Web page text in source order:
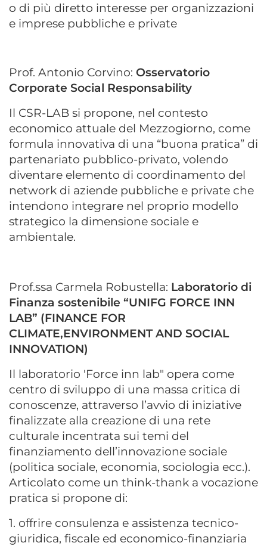
o di più diretto interesse per organizzazioni
e imprese pubbliche e private
Prof. Antonio Corvino: Osservatorio
Corporate Social Responsability
Il CSR-LAB si propone, nel contesto
economico attuale del Mezzogiorno, come
formula innovativa di una “buona pratica” di
partenariato pubblico-privato, volendo
diventare elemento di coordinamento del
network di aziende pubbliche e private che
intendono integrare nel proprio modello
strategico la dimensione sociale e
ambientale.
Prof.ssa Carmela Robustella: Laboratorio di
Finanza sostenibile “UNIFG FORCE INN
LAB” (FINANCE FOR
CLIMATE,ENVIRONMENT AND SOCIAL
INNOVATION)
Il laboratorio 'Force inn lab" opera come
centro di sviluppo di una massa critica di
conoscenze, attraverso l’avvio di iniziative
finalizzate alla creazione di una rete
culturale incentrata sui temi del
finanziamento dell’innovazione sociale
(politica sociale, economia, sociologia ecc.).
Articolato come un think-thank a vocazione
pratica si propone di:
1. offrire consulenza e assistenza tecnico-
giuridica, fiscale ed economico-finanziaria